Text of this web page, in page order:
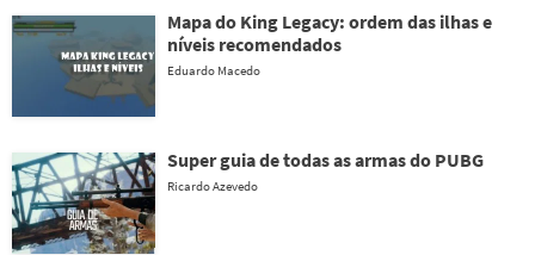
Mapa do King Legacy: ordem das ilhas e
níveis recomendados
Eduardo Macedo
Super guia de todas as armas do PUBG
Ricardo Azevedo